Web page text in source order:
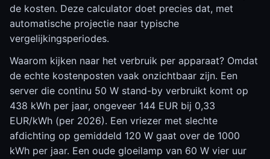
de kosten. Deze calculator doet precies dat, met
automatische projectie naar typische
vergelijkingsperiodes.
Waarom kijken naar het verbruik per apparaat? Omdat
de echte kostenposten vaak onzichtbaar zijn. Een
server die continu 50 W stand-by verbruikt komt op
438 kWh per jaar, ongeveer 144 EUR bij 0,33
EUR/kWh (per 2026). Een vriezer met slechte
afdichting op gemiddeld 120 W gaat over de 1000
kWh per jaar. Een oude gloeilamp van 60 W vier uur